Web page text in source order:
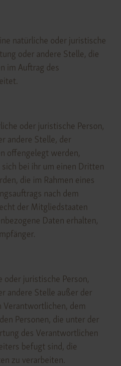
natürliche oder juristische
oder andere Stelle, die
im Auftrag des
oder juristische Person,
andere Stelle, der
offengelegt werden,
sich bei ihr um einen Dritten
die im Rahmen eines
nach dem
der Mitgliedstaaten
Daten erhalten,
juristische Person,
andere Stelle außer der
Verantwortlichen, dem
Personen, die unter der
des Verantwortlichen
befugt sind, die
zu verarbeiten.